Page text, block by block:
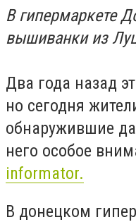
В гипермаркете
вышиванки из
Два года назад
но сегодня
обнаружившие
него особое
informator.
В донецком